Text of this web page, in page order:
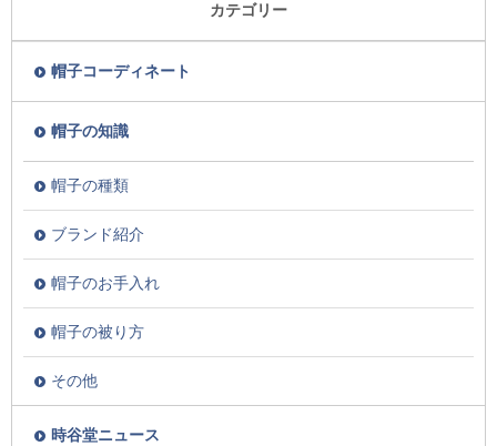
カテゴリー
帽子コーディネート
帽子の知識
帽子の種類
ブランド紹介
帽子のお手入れ
帽子の被り方
その他
時谷堂ニュース